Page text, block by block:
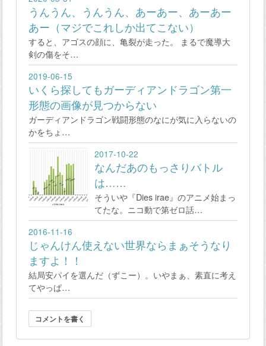
うんうん、うんうん、あーあー、あーあー
あー（マジでこれしか出てこない）
すると、アゴスの顔に、亀裂が走った。 まるで魔導大
剣の傷をそ…
2019-06-15
いくら探してもガーディアンドラゴン第一
形態の画像が見つからない
ガーディアンドラゴン戦闘形態のなにが気に入らないの
かをちょ…
2017-10-22
なんだあのもっさりバトル
は……
そういや『Dies irae』のアニメ始まっ
てたな。ニコ動で第ゼロ話…
2016-11-16
じゃんけん使えない世界ならまぁそうなり
ますよ！！
結局安パイを選んだ（ずこー）。いやまぁ、素直に考え
てやっぱ…
コメントを書く